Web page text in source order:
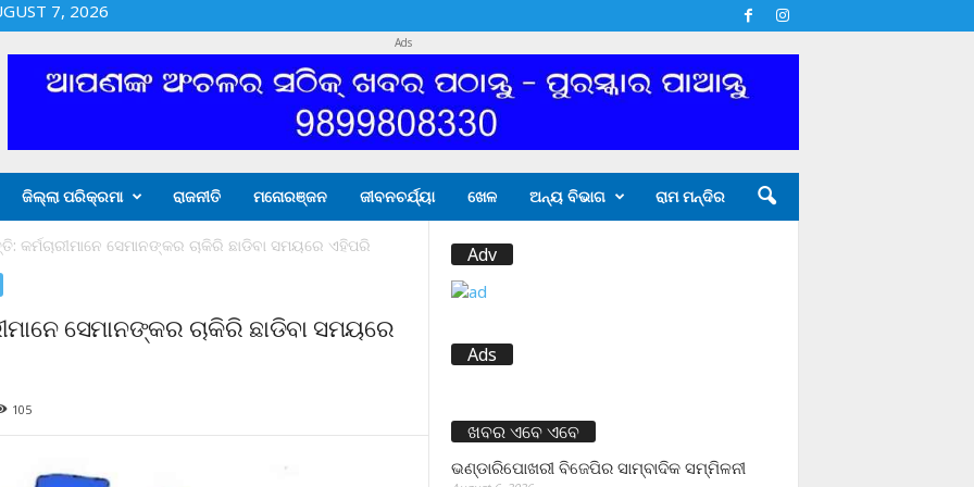
7, 2026
Ads
ଜିଲ୍ଲା ପରିକ୍ରମା ରାଜନୀତି ମନୋରଞ୍ଜନ ଜୀବନଚର୍ଯ୍ୟା ଖେଳ ଅନ୍ୟ ବିଭାଗ ରାମ ମନ୍ଦିର
କର୍ମଚାରୀମାନେ ସେମାନଙ୍କର ଚାକିରି ଛାଡିବା ସମୟରେ ଏହିପରି
ସେମାନଙ୍କର ଚାକିରି ଛାଡିବା ସମୟରେ
105
Adv
Ads
ଖବର ଏବେ ଏବେ
ଭଣ୍ଡାରିପୋଖରୀ ବିଜେପିର ସାମ୍ବାଦିକ ସମ୍ମିଳନୀ